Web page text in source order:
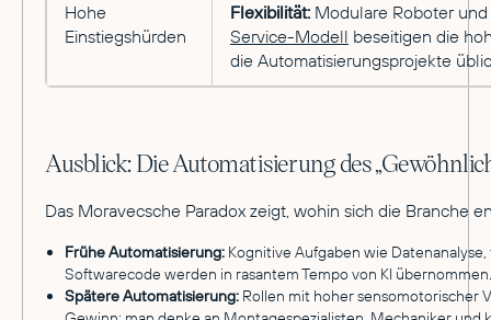
Hohe
Einstiegshürden
Flexibilität: Modulare Roboter
Service-Modell beseitigen die
die Automatisierungsprojekte
Ausblick: Die Automatisierung des
Das Moravecsche Paradox zeigt, wohin sich die Branche
Frühe Automatisierung: Kognitive Aufgaben wie
Softwarecode werden in rasantem Tempo von KI übernommen.
Spätere Automatisierung: Rollen mit hoher sensomotorischer